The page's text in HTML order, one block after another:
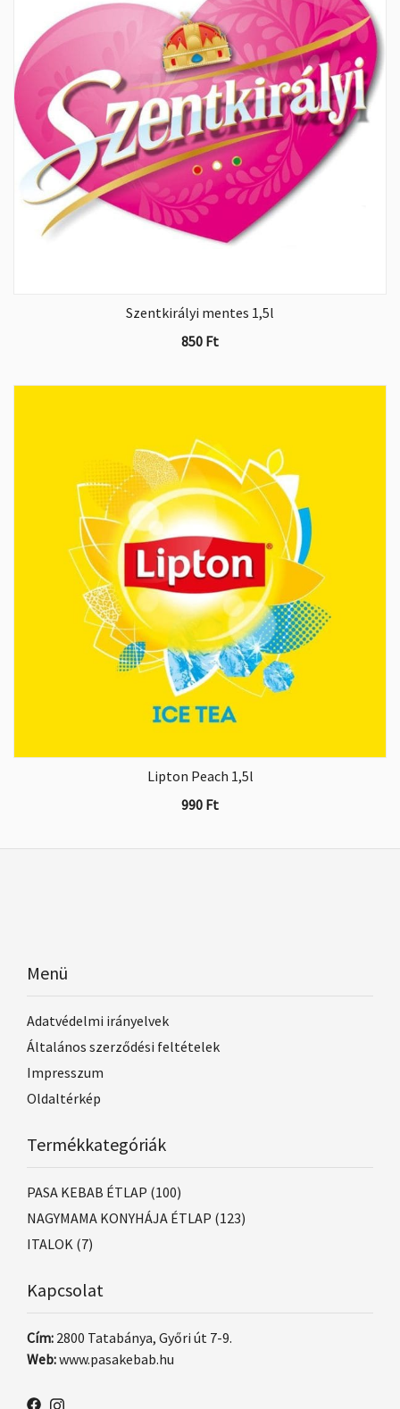
Szentkirályi mentes 1,5l
850 Ft
Lipton Peach 1,5l
990 Ft
Menü
Adatvédelmi irányelvek
Általános szerződési feltételek
Impresszum
Oldaltérkép
Termékkategóriák
PASA KEBAB ÉTLAP (100)
NAGYMAMA KONYHÁJA ÉTLAP (123)
ITALOK (7)
Kapcsolat
Cím: 2800 Tatabánya, Győri út 7-9.
Web:www.pasakebab.hu